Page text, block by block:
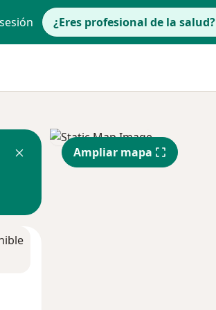
¿Eres profesional de la salud?
Ampliar mapa